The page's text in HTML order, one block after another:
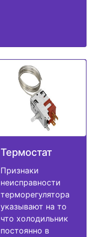
Термостат
Признаки
неисправности
терморегулятора
указывают на то
что холодильник
постоянно в